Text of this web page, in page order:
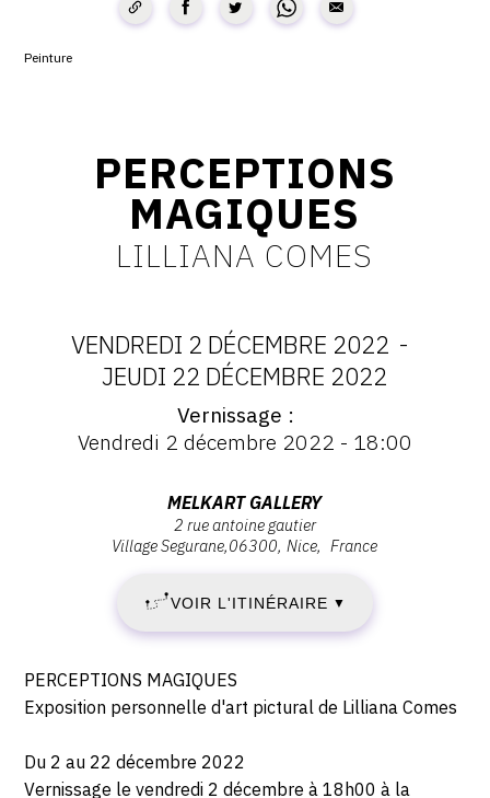
CGU
INSTAGRAM
FACEBOOK
PINTEREST
Peinture
PERCEPTIONS
MAGIQUES
LILLIANA COMES
DATES
:
2
2022
JEUDI
VENDREDI 2 DÉCEMBRE 2022 -
JEUDI 22 DÉCEMBRE 2022
décembre
Vernissage
Vendredi 2 décembre 2022 - 18:00
Antoine
Gautier,
06300
Nice
MELKART GALLERY
2 rue antoine gautier
Village Segurane 06300 Nice France
VOIR L'ITINÉRAIRE ▼
Description,
horaires...
PERCEPTIONS MAGIQUES
Exposition personnelle d'art pictural de Lilliana Comes
Du 2 au 22 décembre 2022
Vernissage le vendredi 2 décembre à 18h00 à la